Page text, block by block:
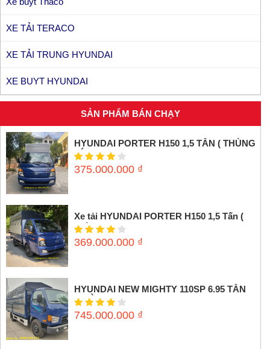
XE TẢI TERACO
XE TẢI TRUNG HYUNDAI
XE BUYT HYUNDAI
SẢN PHẨM BÁN CHẠY
HYUNDAI PORTER H150 1,5 TẤN ( THÙNG
KÍN INOX)
375.000.000 ₫
Xe tải HYUNDAI PORTER H150 1,5 Tấn (
Thùng mui bạt)
369.000.000 ₫
HYUNDAI NEW MIGHTY 110SP 6.95 TẤN
(THÙNG MUI BẠT)
745.000.000 ₫